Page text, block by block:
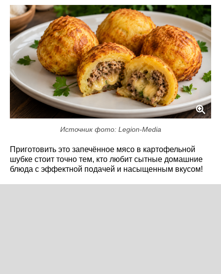
Источник фото: Legion-Media
Приготовить это запечённое мясо в картофельной
шубке стоит точно тем, кто любит сытные домашние
блюда с эффектной подачей и насыщенным вкусом!